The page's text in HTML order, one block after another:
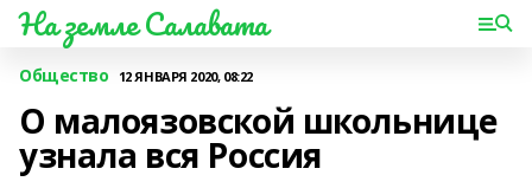
На земле Салавата
Общество 12 ЯНВАРЯ 2020, 08:22
О малоязовской школьнице
узнала вся Россия